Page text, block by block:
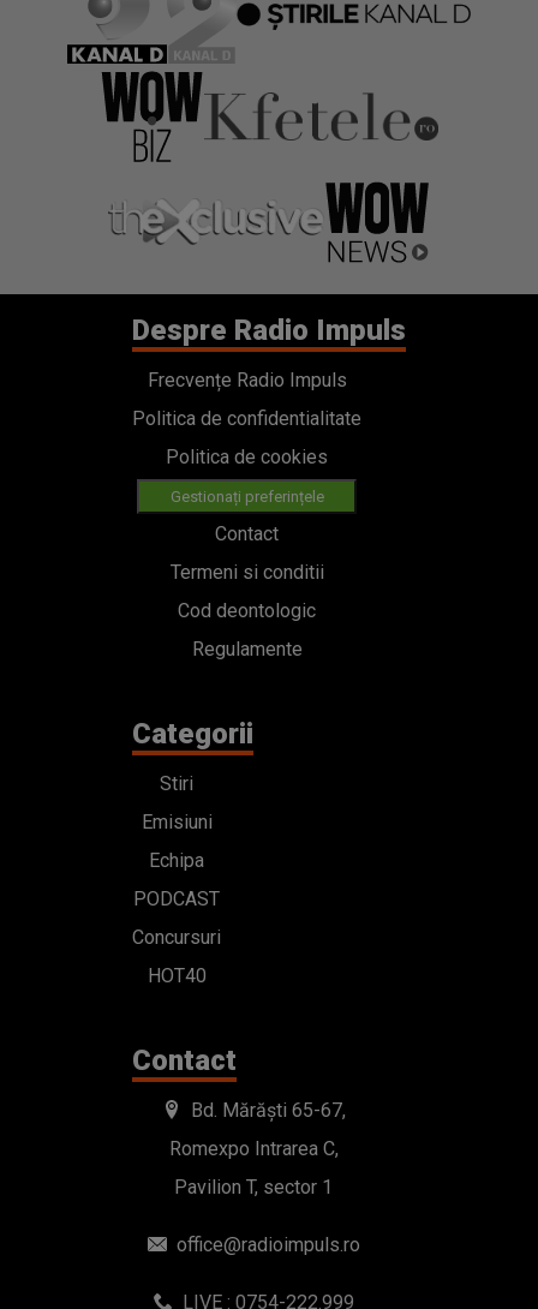
Despre Radio Impuls
Frecvențe Radio Impuls
Politica de confidentialitate
Politica de cookies
Gestionați preferințele
Contact
Termeni si conditii
Cod deontologic
Regulamente
Categorii
Stiri
Emisiuni
Echipa
PODCAST
Concursuri
HOT40
Contact
Bd. Mărăști 65-67,
Romexpo Intrarea C,
Pavilion T, sector 1
office@radioimpuls.ro
LIVE : 0754-222.999